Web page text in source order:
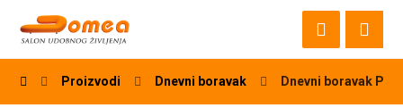
Proizvodi Dnevni boravak Dnevni boravak